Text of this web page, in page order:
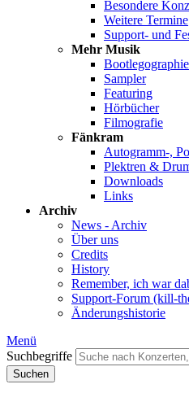
Besondere
Weitere Termine
Support- und
Mehr Musik
Bootlegographie
Sampler
Featuring
Hörbücher
Filmografie
Fänkram
Autogramm-,
Plektren &
Downloads
Links
Archiv
News - Archiv
Über uns
Credits
History
Remember, ich war
Support-Forum (kill-
Änderungshistorie
Menü
Suchbegriffe
Suchen